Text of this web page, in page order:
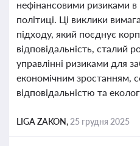
нефінансовими ризиками в
політиці. Ці виклики
підходу, який поєднує
відповідальність, сталий
управлінні ризиками для
економічним зростанням,
відповідальністю та
LIGA ZAKON, 25 грудня 2025